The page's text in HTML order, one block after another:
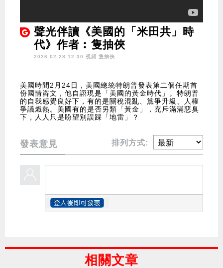
聲光伴讀《美國的「米田共」時
代》作者︰隻抽俠
2026.02.28 12:30 視頻 隻抽俠
美國時間2月24日，美國總統特朗普發表第二個任期首
份國情咨文，他自詡現是「美國的黃金時代」。特朗普
的自我感覺良好下，有的是關稅混亂、黨爭升級、人權
爭議熾熱。美國有的是否另類「黃金」，充斥滿滿惡臭
下，人人只是盼望別誤踩「地雷」？
發表意見 排列方式:
相關文章